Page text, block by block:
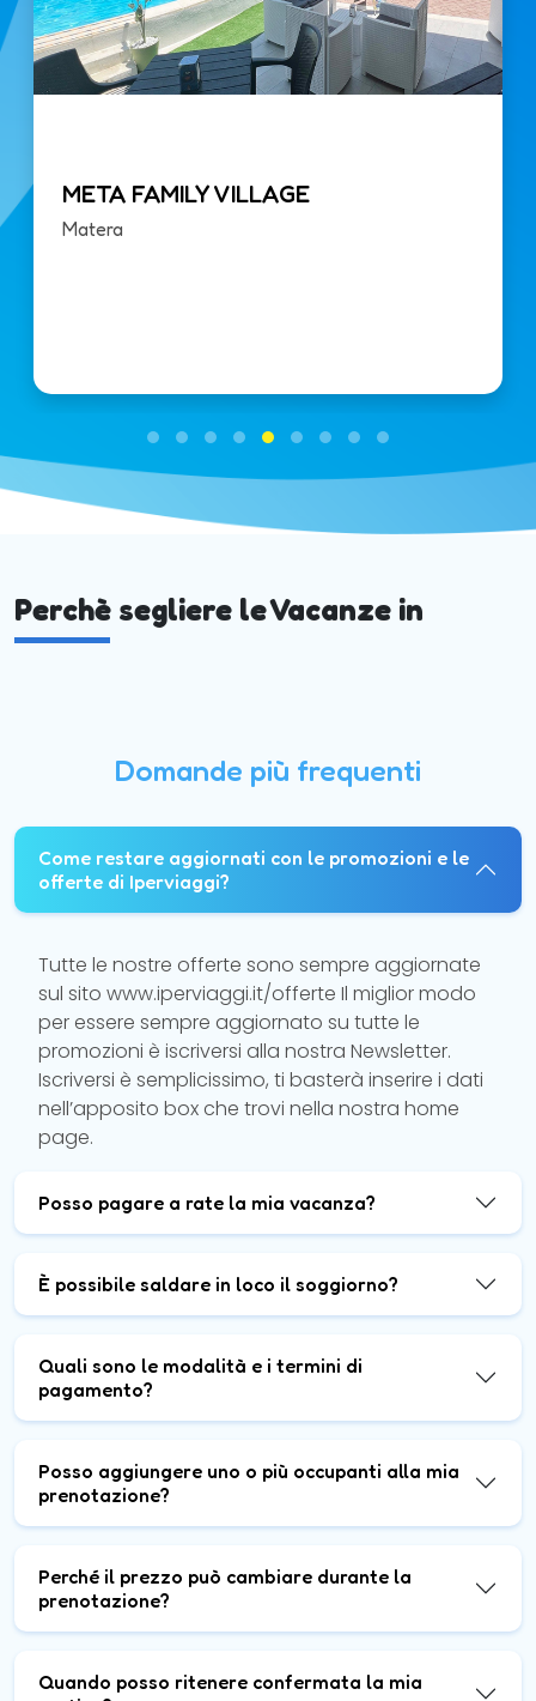
META FAMILY VILLAGE
Matera
Perchè segliere le Vacanze in
Domande più frequenti
Come restare aggiornati con le promozioni e le
offerte di Iperviaggi?
Tutte le nostre offerte sono sempre aggiornate
sul sito www.iperviaggi.it/offerte Il miglior modo
per essere sempre aggiornato su tutte le
promozioni è iscriversi alla nostra Newsletter.
Iscriversi è semplicissimo, ti basterà inserire i dati
nell’apposito box che trovi nella nostra home
page.
Posso pagare a rate la mia vacanza?
È possibile saldare in loco il soggiorno?
Quali sono le modalità e i termini di
pagamento?
Posso aggiungere uno o più occupanti alla mia
prenotazione?
Perché il prezzo può cambiare durante la
prenotazione?
Quando posso ritenere confermata la mia